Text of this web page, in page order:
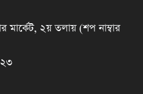
মার্কেট, ২য় তলায় (শপ নাম্বার